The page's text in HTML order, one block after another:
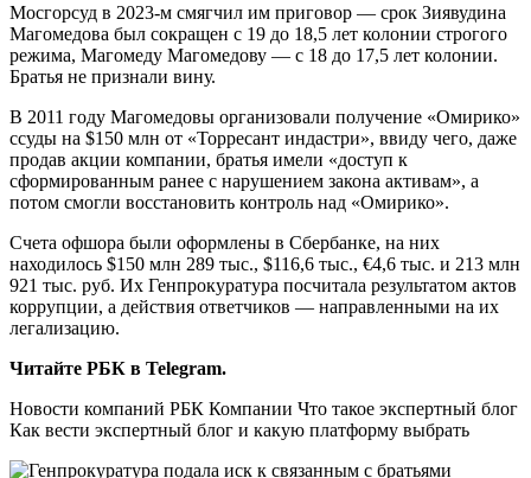
Мосгорсуд в 2023-м смягчил им приговор — срок Зиявудина
Магомедова был сокращен с 19 до 18,5 лет колонии строгого
режима, Магомеду Магомедову — с 18 до 17,5 лет колонии.
Братья не признали вину.
В 2011 году Магомедовы организовали получение «Омирико»
ссуды на $150 млн от «Торресант индастри», ввиду чего, даже
продав акции компании, братья имели «доступ к
сформированным ранее с нарушением закона активам», а
потом смогли восстановить контроль над «Омирико».
Счета офшора были оформлены в Сбербанке, на них
находилось $150 млн 289 тыс., $116,6 тыс., €4,6 тыс. и 213 млн
921 тыс. руб. Их Генпрокуратура посчитала результатом актов
коррупции, а действия ответчиков — направленными на их
легализацию.
Читайте РБК в Telegram.
Новости компаний РБК Компании Что такое экспертный блог
Как вести экспертный блог и какую платформу выбрать